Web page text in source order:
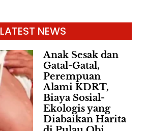
LATEST NEWS
Anak Sesak dan
Gatal-Gatal,
Perempuan
Alami KDRT,
Biaya Sosial-
Ekologis yang
Diabaikan Harita